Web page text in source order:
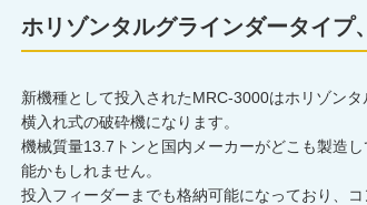
ホリゾンタルグラインダータイプ
新機種として投入されたMRC-3000はホリゾン
横入れ式の破砕機になります。
機械質量13.7トンと国内メーカーがどこも製造
能かもしれません。
投入フィーダーまでも格納可能になっており、